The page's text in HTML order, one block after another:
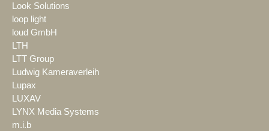
Look Solutions
loop light
loud GmbH
LTH
LTT Group
Ludwig Kameraverleih
Lupax
LUXAV
LYNX Media Systems
m.i.b